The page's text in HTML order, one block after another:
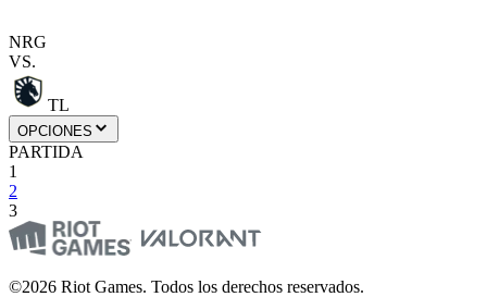
NRG
VS.
TL
OPCIONES
PARTIDA
1
2
3
©2026 Riot Games. Todos los derechos reservados.